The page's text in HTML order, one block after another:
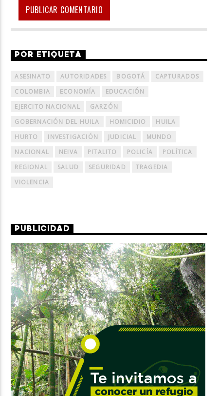
POR ETIQUETA
ASESINATO AUTORIDADES BOGOTÁ
CAPTURADOS
COLOMBIA
ECONOMÍA
EDUCACIÓN
EJERCITO NACIONAL
GARZÓN
GOBERNACIÓN DEL HUILA
HOMICIDIO
HUILA
HURTO
INVESTIGACIÓN JUDICIAL
MUNDO
NACIONAL
NEIVA PITALITO POLICÍA
POLÍTICA
REGIONAL
SALUD SEGURIDAD
TRAGEDIA
VIOLENCIA
PUBLICIDAD